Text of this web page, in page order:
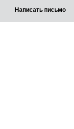
Написать письмо